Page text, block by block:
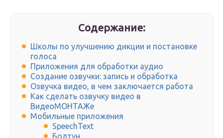
Содержание:
Школы по улучшению дикции и постановке
голоса
Приложения для обработки аудио
Создание озвучки: запись и обработка
Озвучка видео, в чем заключается работа
Как сделать озвучку видео в
ВидеоМОНТАЖе
Мобильные приложения
SpeechText
Болтун